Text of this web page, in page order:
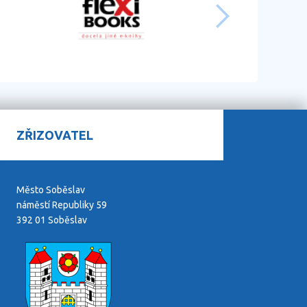
ZŘIZOVATEL
Město Soběslav
náměstí Republiky 59
392 01 Soběslav